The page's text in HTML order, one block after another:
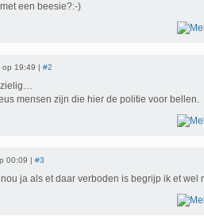
een beesie?:-)
op 19:49 | #2
zielig…
mensen zijn die hier de politie voor bellen.
00:09 | #3
nou ja als et daar verboden is begrijp ik et wel